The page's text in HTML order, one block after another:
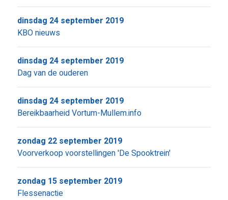
KBO nieuws
dinsdag 24 september 2019
Dag van de ouderen
dinsdag 24 september 2019
Bereikbaarheid Vortum-Mullem.info
dinsdag 24 september 2019
Voorverkoop voorstellingen 'De Spooktrein'
zondag 22 september 2019
Flessenactie
zondag 15 september 2019